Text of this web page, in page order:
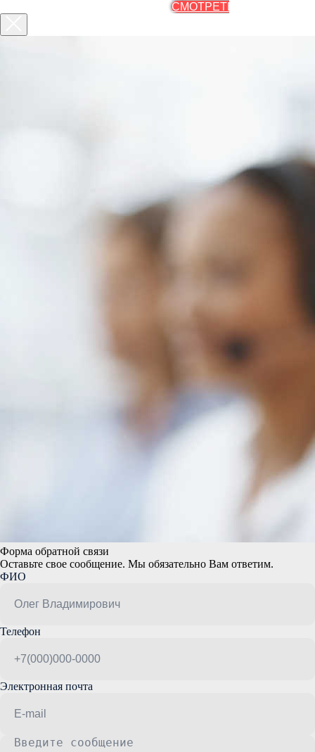
СМОТРЕТЬ
Форма обратной связи
Оставьте свое сообщение. Мы обязательно Вам ответим.
ФИО
Телефон
Электронная почта